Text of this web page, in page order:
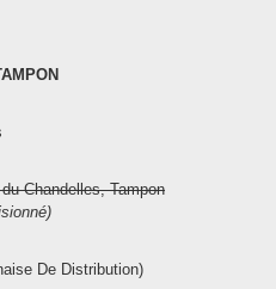
Chandelles, Tampon
De Distribution)